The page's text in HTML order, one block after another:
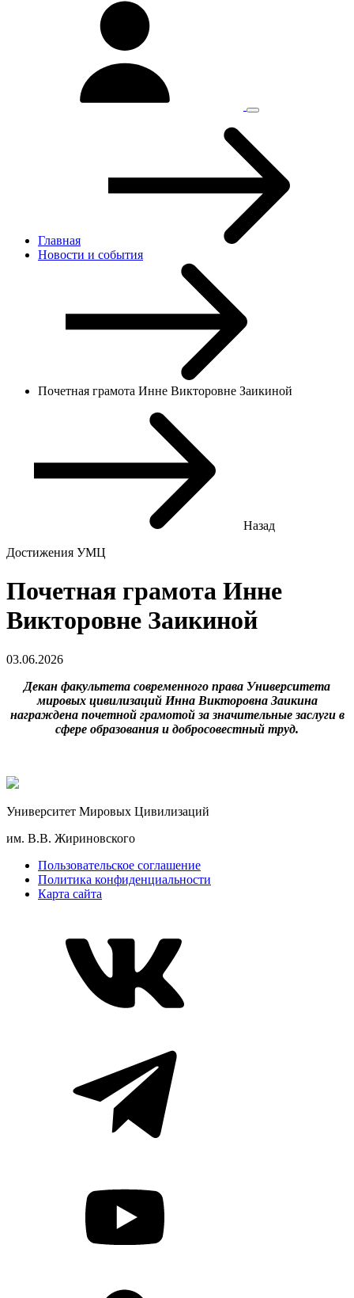
Главная
Новости и cобытия
Почетная грамота Инне Викторовне Заикиной
Назад
Достижения УМЦ
Почетная грамота Инне
Викторовне Заикиной
03.06.2026
Декан факультета современного права Университета
мировых цивилизаций Инна Викторовна Заикина
награждена почетной грамотой за значительные заслуги в
сфере образования и добросовестный труд.
Университет Мировых Цивилизаций
им. В.В. Жириновского
Пользовательское соглашение
Политика конфиденциальности
Карта сайта